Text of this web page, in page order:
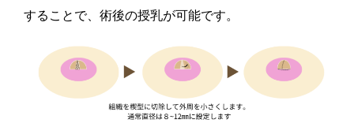
することで、術後の授乳が可能です。